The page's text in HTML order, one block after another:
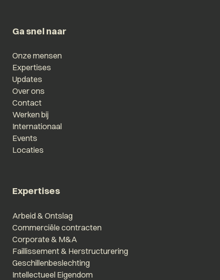
Ga snel naar
Onze mensen
Expertises
Updates
Over ons
Contact
Werken bij
Internationaal
Events
Locaties
Expertises
Arbeid & Ontslag
Commerciële contracten
Corporate & M&A
Faillissement & Herstructurering
Geschillenbeslechting
Intellectueel Eigendom